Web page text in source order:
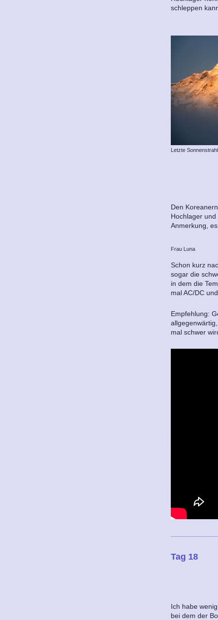
schleppen
Letzte
Den
Hochlager
Anmerkung,
Frau Luna
Schon kurz
sogar die
in dem die
mal AC/DC
Empfehlung:
mal schwer
Tag 18
Ich habe
bei dem der